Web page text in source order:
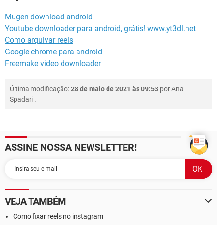
Mugen download android
Youtube downloader para android, grátis! www.yt3dl.net
Como arquivar reels
Google chrome para android
Freemake video downloader
Última modificação:28 de maio de 2021 às 09:53 porAna
Spadari .
ASSINE NOSSA NEWSLETTER!
VEJA TAMBÉM
Como fixar reels no instagram